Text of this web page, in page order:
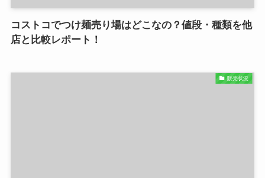
コストコでつけ麺売り場はどこなの？値段・種類を他
店と比較レポート！
販売状況